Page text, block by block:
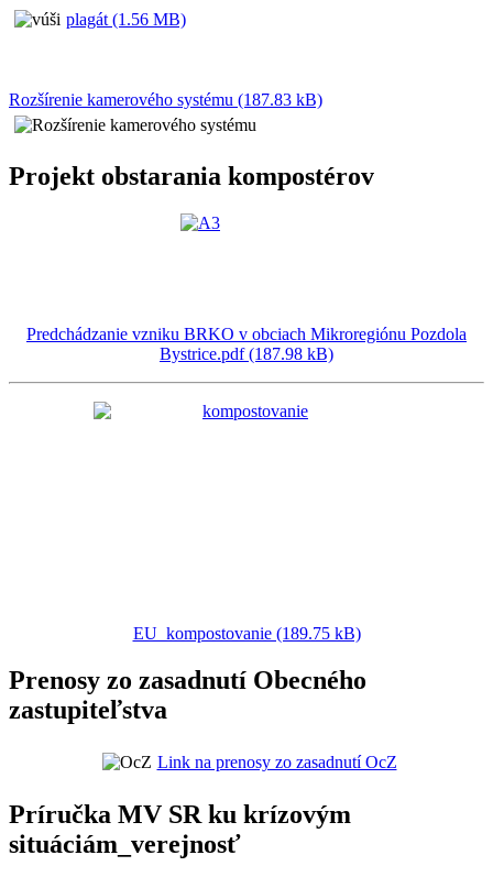
plagát (1.56 MB)
Rozšírenie kamerového systému (187.83 kB)
Projekt obstarania kompostérov
Predchádzanie vzniku BRKO v obciach Mikroregiónu Pozdola
Bystrice.pdf (187.98 kB)
EU_kompostovanie (189.75 kB)
Prenosy zo zasadnutí Obecného
zastupiteľstva
Link na prenosy zo zasadnutí OcZ
Príručka MV SR ku krízovým
situáciám_verejnosť